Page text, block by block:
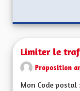
Limiter le
Proposition
Mon Code postal